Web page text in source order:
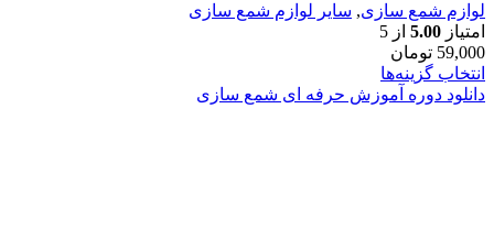
لوازم شمع سازی, سایر لوازم شمع سازی
امتیاز 5.00 از 5
59,000 تومان
انتخاب گزینه‌ها
دانلود دوره آموزش حرفه ای شمع سازی